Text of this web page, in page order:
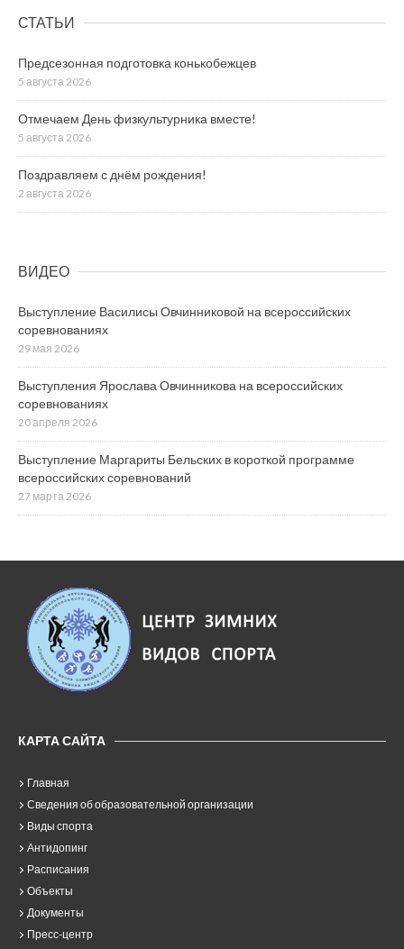
СТАТЬИ
Предсезонная подготовка конькобежцев
5 августа 2026
Отмечаем День физкультурника вместе!
5 августа 2026
Поздравляем с днём рождения!
2 августа 2026
ВИДЕО
Выступление Василисы Овчинниковой на всероссийских
соревнованиях
29 мая 2026
Выступления Ярослава Овчинникова на всероссийских
соревнованиях
20 апреля 2026
Выступление Маргариты Бельских в короткой программе
всероссийских соревнований
27 марта 2026
КАРТА САЙТА
Главная
Сведения об образовательной организации
Виды спорта
Антидопинг
Расписания
Объекты
Документы
Пресс-центр